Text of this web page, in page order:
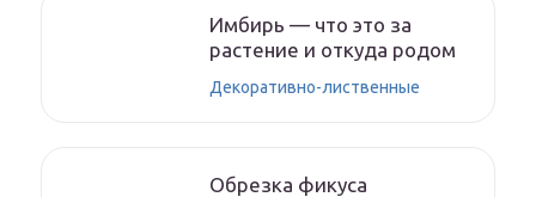
Имбирь — что это за
растение и откуда родом
Декоративно-лиственные
Обрезка фикуса